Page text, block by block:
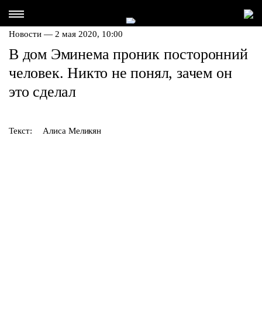
Новости — 2 мая 2020, 10:00
В дом Эминема проник посторонний
человек. Никто не понял, зачем он
это сделал
Текст: Алиса Меликян